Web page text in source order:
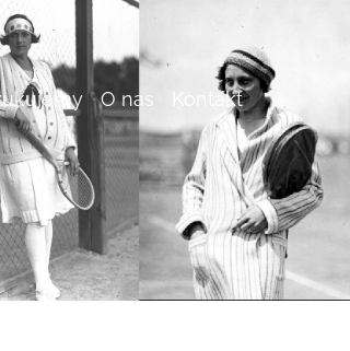
O nas Kontakt